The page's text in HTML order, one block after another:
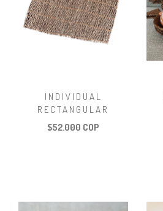
INDIVIDUAL
RECTANGULAR
$52.000 COP